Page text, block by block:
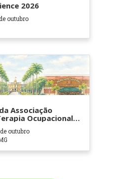
2026
outubro
Associação
Ocupacional
e
- ATOHOSP
outubro